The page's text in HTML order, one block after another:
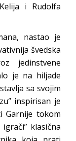
i Rudolfa
nastao je
švedska
jedinstvene
je na hiljade
sa svojim
inspirisan je
Garnije tokom
klasična